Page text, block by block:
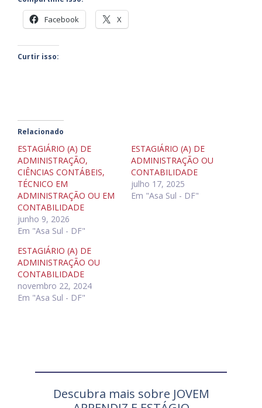
Facebook X
Curtir isso:
Relacionado
ESTAGIÁRIO (A) DE
ADMINISTRAÇÃO,
CIÊNCIAS CONTÁBEIS,
TÉCNICO EM
ADMINISTRAÇÃO OU EM
CONTABILIDADE
junho 9, 2026
Em "Asa Sul - DF"
ESTAGIÁRIO (A) DE
ADMINISTRAÇÃO OU
CONTABILIDADE
julho 17, 2025
Em "Asa Sul - DF"
ESTAGIÁRIO (A) DE
ADMINISTRAÇÃO OU
CONTABILIDADE
novembro 22, 2024
Em "Asa Sul - DF"
Descubra mais sobre JOVEM